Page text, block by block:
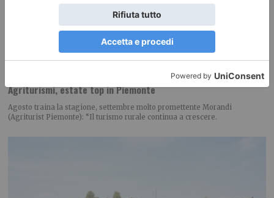
Agriturismi, estate top in Piemonte
Agosto traina la stagione, settembre molto promettente Morandi
(Agriturist Piemonte): “Il turismo rurale continua a crescere.